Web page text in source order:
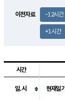
이전자료 -12시간
+1시간
시간
일.시 현재일기